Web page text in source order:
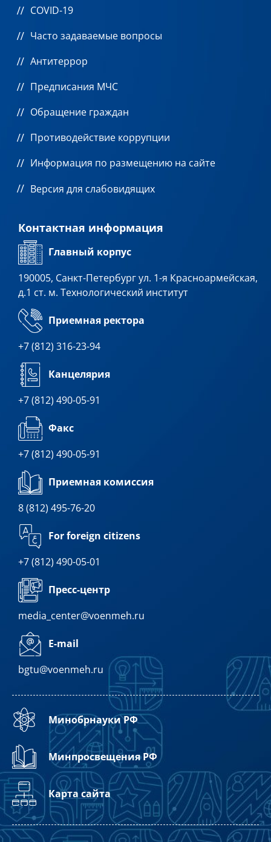
COVID-19
Часто задаваемые вопросы
Антитеррор
Предписания МЧС
Обращение граждан
Противодействие коррупции
Информация по размещению на сайте
Версия для слабовидящих
Контактная информация
Главный корпус
190005, Санкт-Петербург ул. 1-я Красноармейская,
д.1 ст. м. Технологический институт
Приемная ректора
+7 (812) 316-23-94
Канцелярия
+7 (812) 490-05-91
Факс
+7 (812) 490-05-91
Приемная комиссия
8 (812) 495-76-20
For foreign citizens
+7 (812) 490-05-01
Пресс-центр
media_center@voenmeh.ru
E-mail
bgtu@voenmeh.ru
Минобрнауки РФ
Минпросвещения РФ
Карта сайта